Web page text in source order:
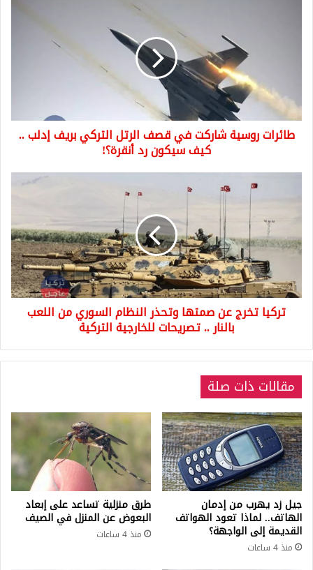
التركي
بريف
إدلب
رد
طائرات روسية شاركت في قصف الرتل التركي بريف إدلب ..
كيف سيكون رد أنقرة؟!
وتحذر
النظام
من
اللعب
بالنار
للخارجية
تركيا تخرج عن صمتها وتحذر النظام السوري من اللعب
بالنار .. تصريحات للخارجية التركية
مقالات ذات صلة
جيل زد يهرب من إدمان
الهاتف.. لماذا تعود الهواتف
القديمة إلى الواجهة؟
منذ 4 ساعات
طرق منزلية تساعد على إبعاد
البعوض عن المنزل في الصيف
منذ 4 ساعات